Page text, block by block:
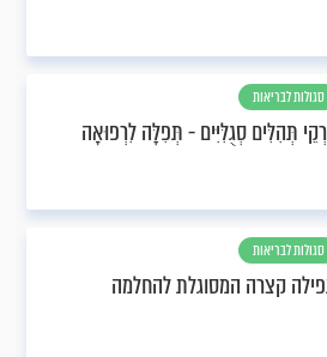
סגולות לבריאות
תְּהִלִּים סְגֻלִּיִּים - תְּפִלָּה לִרְפוּאָה
סגולות לבריאות
קצרה המסוגלת להחלמה